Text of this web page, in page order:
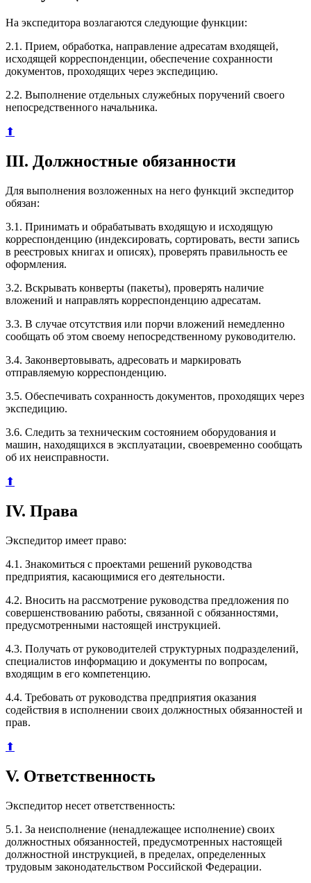
На экспедитора возлагаются следующие функции:
2.1. Прием, обработка, направление адресатам входящей,
исходящей корреспонденции, обеспечение сохранности
документов, проходящих через экспедицию.
2.2. Выполнение отдельных служебных поручений своего
непосредственного начальника.
⬆
III. Должностные обязанности
Для выполнения возложенных на него функций экспедитор
обязан:
3.1. Принимать и обрабатывать входящую и исходящую
корреспонденцию (индексировать, сортировать, вести запись
в реестровых книгах и описях), проверять правильность ее
оформления.
3.2. Вскрывать конверты (пакеты), проверять наличие
вложений и направлять корреспонденцию адресатам.
3.3. В случае отсутствия или порчи вложений немедленно
сообщать об этом своему непосредственному руководителю.
3.4. Законвертовывать, адресовать и маркировать
отправляемую корреспонденцию.
3.5. Обеспечивать сохранность документов, проходящих через
экспедицию.
3.6. Следить за техническим состоянием оборудования и
машин, находящихся в эксплуатации, своевременно сообщать
об их неисправности.
⬆
IV. Права
Экспедитор имеет право:
4.1. Знакомиться с проектами решений руководства
предприятия, касающимися его деятельности.
4.2. Вносить на рассмотрение руководства предложения по
совершенствованию работы, связанной с обязанностями,
предусмотренными настоящей инструкцией.
4.3. Получать от руководителей структурных подразделений,
специалистов информацию и документы по вопросам,
входящим в его компетенцию.
4.4. Требовать от руководства предприятия оказания
содействия в исполнении своих должностных обязанностей и
прав.
⬆
V. Ответственность
Экспедитор несет ответственность:
5.1. За неисполнение (ненадлежащее исполнение) своих
должностных обязанностей, предусмотренных настоящей
должностной инструкцией, в пределах, определенных
трудовым законодательством Российской Федерации.